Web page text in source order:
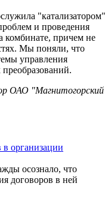
"катализатором"
и проведения
комбинате, причем не
Мы поняли, что
управления
ОАО "Магнитогорский
организации
осознало, что
договоров в ней